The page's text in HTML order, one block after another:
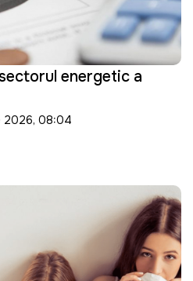
energetic a
2026, 08:04